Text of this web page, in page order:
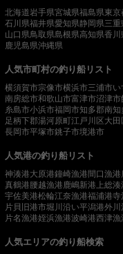
北海道岩手県宮城県福島県東京
石川県福井県愛知県静岡県三重
山口県鳥取県島根県高知県香川
鹿児島県沖縄県
人気市町村の釣り船リスト
横須賀市宗像市横浜市三浦市い
南房総市和歌山市富津市沼津市
糸島市小浜市福岡市知多郡南知
足柄下郡湯河原町江戸川区大田
長岡市平塚市銚子市境港市
人気港の釣り船リスト
神湊港大原港鐘崎漁港間口漁港
真鶴港腰越漁港 鹿嶋新港 上総湊
宇佐美港松輪江奈漁港福浦港寺
片貝旧港市堀川沿い平潟港外川
片名漁港姪浜漁港波崎港西津漁
人気エリアの釣り船検索